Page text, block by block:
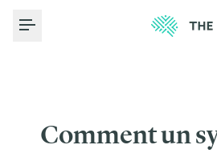
Toggle Menu
Comment un